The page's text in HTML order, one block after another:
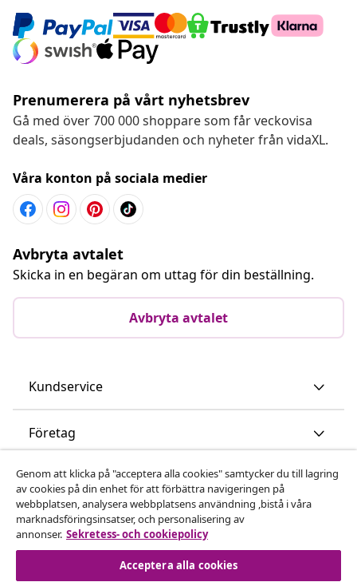
Prenumerera på vårt nyhetsbrev
Gå med över 700 000 shoppare som får veckovisa
deals, säsongserbjudanden och nyheter från vidaXL.
Våra konton på sociala medier
Avbryta avtalet
Skicka in en begäran om uttag för din beställning.
Avbryta avtalet
Kundservice
Företag
vidaXL
Upptäck mer
Genom att klicka på "acceptera alla cookies" samtycker du till lagring
av cookies på din enhet för att förbättra navigeringen på
webbplatsen, analysera webbplatsens användning ,bistå i våra
marknadsföringsinsatser, och personalisering av
annonser. Sekretess- och cookiepolicy
Acceptera alla cookies